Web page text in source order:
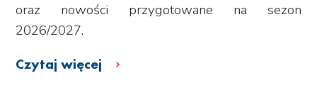
oraz nowości przygotowane na sezon
2026/2027.
Czytaj więcej